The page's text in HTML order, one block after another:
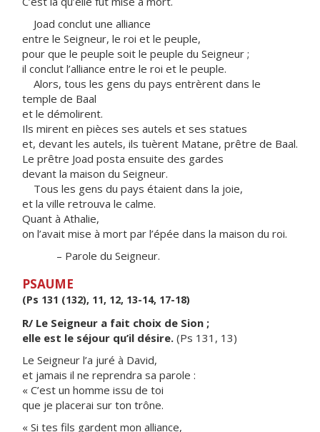
Joad conclut une alliance
entre le Seigneur, le roi et le peuple,
pour que le peuple soit le peuple du Seigneur ;
il conclut l’alliance entre le roi et le peuple.
Alors, tous les gens du pays entrèrent dans le
temple de Baal
et le démolirent.
Ils mirent en pièces ses autels et ses statues
et, devant les autels, ils tuèrent Matane, prêtre de Baal.
Le prêtre Joad posta ensuite des gardes
devant la maison du Seigneur.
Tous les gens du pays étaient dans la joie,
et la ville retrouva le calme.
Quant à Athalie,
on l’avait mise à mort par l’épée dans la maison du roi.
– Parole du Seigneur.
PSAUME
(Ps 131 (132), 11, 12, 13-14, 17-18)
R/ Le Seigneur a fait choix de Sion ;
elle est le séjour qu’il désire. (Ps 131, 13)
Le Seigneur l’a juré à David,
et jamais il ne reprendra sa parole :
« C’est un homme issu de toi
que je placerai sur ton trône.
« Si tes fils gardent mon alliance,